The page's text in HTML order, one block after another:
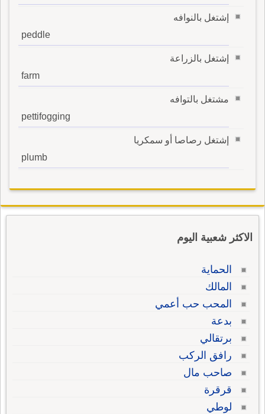
إشتغل بالنوافه
peddle
إشتغل بالزراعة
farm
مشتغل بالتوافه
pettifogging
إشتغل رصاصا أو سمكريا
plumb
الاكثر شعبية اليوم
الحماية
المالك
المحب حب أعمي
بدعة
برتقالي
رافق الركب
صاحب مال
قرقرة
لوطي